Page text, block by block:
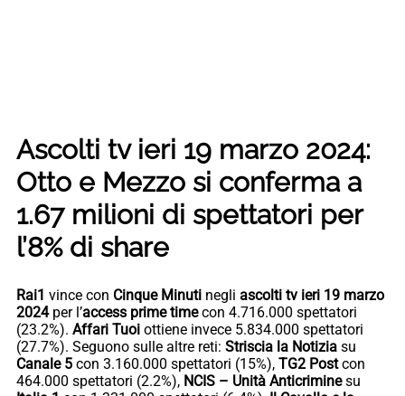
Ascolti tv ieri 19 marzo 2024:
Otto e Mezzo si conferma a
1.67 milioni di spettatori per
l’8% di share
Rai1 vince con Cinque Minuti negli ascolti tv ieri 19 marzo
2024 per l’access prime timecon 4.716.000 spettatori
(23.2%). Affari Tuoi ottiene invece 5.834.000 spettatori
(27.7%). Seguono sulle altre reti: Striscia la Notizia su
Canale 5 con 3.160.000 spettatori (15%), TG2 Postcon
464.000 spettatori (2.2%), NCIS – Unità Anticriminesu